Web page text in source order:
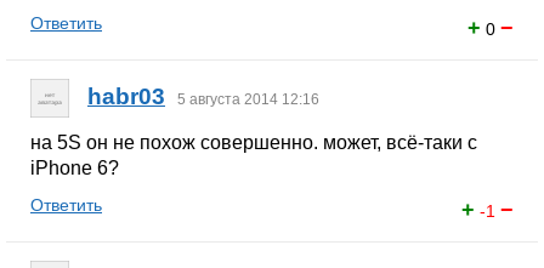
+ 0 −
Ответить
habr03 5 августа 2014 12:16
на 5S он не похож совершенно. может, всё-таки с
iPhone 6?
+ -1 −
Ответить